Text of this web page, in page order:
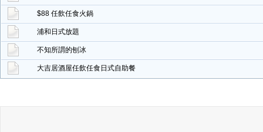
$88 任飲任食火鍋
浦和日式放題
不知所謂的刨冰
大吉居酒屋任飲任食日式自助餐